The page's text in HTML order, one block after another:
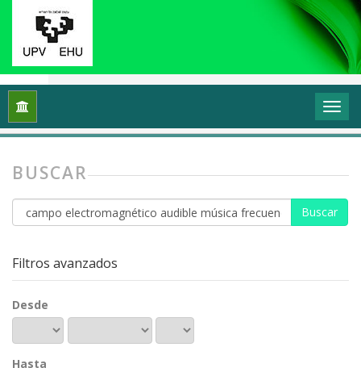
Inicio
BUSCAR
Buscar
artículos
Filtros avanzados
Desde
Hasta